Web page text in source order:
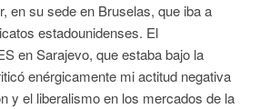
en su sede en Bruselas, que iba a
estadounidenses. El
en Sarajevo, que estaba bajo la
enérgicamente mi actitud negativa
y el liberalismo en los mercados de la